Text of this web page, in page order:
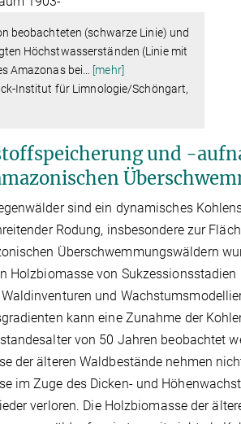
beobachteten (schwarze Linie) und
Höchstwasserständen (Linie mit
Amazonas bei
[mehr]
Institut für Limnologie/Schöngart,
und -
sind ein dynamisches
Rodung, insbesondere zur
Überschwemmungswäldern
Holzbiomasse von
und
kann eine Zunahme der
von 50 Jahren beobachtet
der älteren Waldbestände nehmen
im Zuge des Dicken- und
verloren. Die Holzbiomasse der